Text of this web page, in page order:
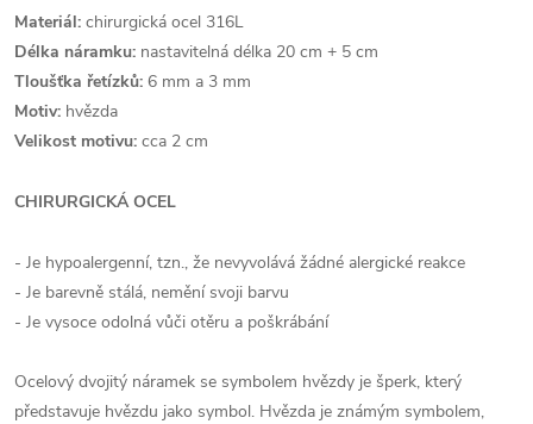
Materiál: chirurgická ocel 316L
Délka náramku: nastavitelná délka 20 cm + 5 cm
Tloušťka řetízků: 6 mm a 3 mm
Motiv: hvězda
Velikost motivu: cca 2 cm
CHIRURGICKÁ OCEL
- Je hypoalergenní, tzn., že nevyvolává žádné alergické reakce
- Je barevně stálá, nemění svoji barvu
- Je vysoce odolná vůči otěru a poškrábání
Ocelový dvojitý náramek se symbolem hvězdy je šperk, který
představuje hvězdu jako symbol. Hvězda je známým symbolem,